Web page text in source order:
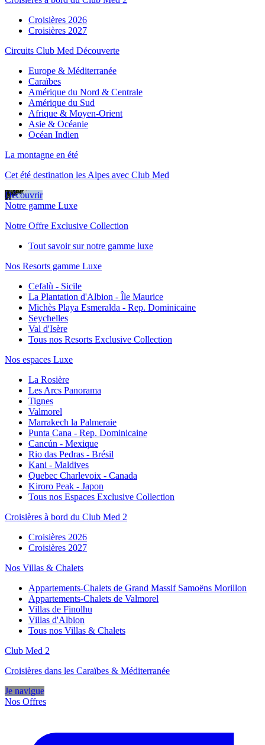
Croisières 2026
Croisières 2027
Circuits Club Med Découverte
Europe & Méditerranée
Caraïbes
Amérique du Nord & Centrale
Amérique du Sud
Afrique & Moyen-Orient
Asie & Océanie
Océan Indien
La montagne en été
Cet été destination les Alpes avec Club Med
Découvrir
Notre gamme Luxe
Notre Offre Exclusive Collection
Tout savoir sur notre gamme luxe
Nos Resorts gamme Luxe
Cefalù - Sicile
La Plantation d'Albion - Île Maurice
Michès Playa Esmeralda - Rep. Dominicaine
Seychelles
Val d'Isère
Tous nos Resorts Exclusive Collection
Nos espaces Luxe
La Rosière
Les Arcs Panorama
Tignes
Valmorel
Marrakech la Palmeraie
Punta Cana - Rep. Dominicaine
Cancún - Mexique
Rio das Pedras - Brésil
Kani - Maldives
Quebec Charlevoix - Canada
Kiroro Peak - Japon
Tous nos Espaces Exclusive Collection
Croisières à bord du Club Med 2
Croisières 2026
Croisières 2027
Nos Villas & Chalets
Appartements-Chalets de Grand Massif Samoëns Morillon
Appartements-Chalets de Valmorel
Villas de Finolhu
Villas d'Albion
Tous nos Villas & Chalets
Club Med 2
Croisières dans les Caraïbes & Méditerranée
Je navigue
Nos Offres